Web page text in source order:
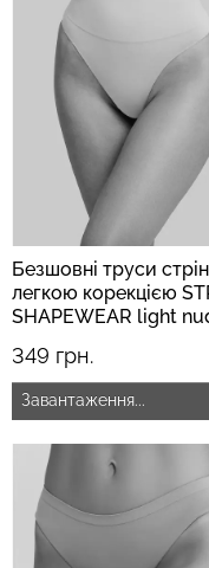
Безшовні труси
легкою корекцією
SHAPEWEAR light
349 грн.
Завантаження...
Безшовні легінси
LEGGINGS (чорний)
551 грн. 689 грн.